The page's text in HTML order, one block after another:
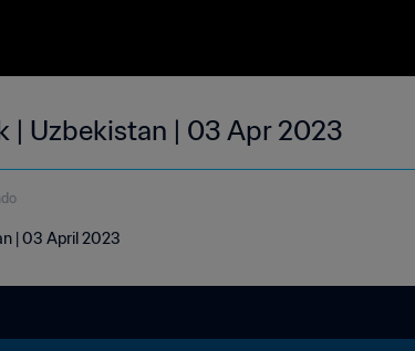
| Uzbekistan | 03 Apr 2023
| 03 April 2023